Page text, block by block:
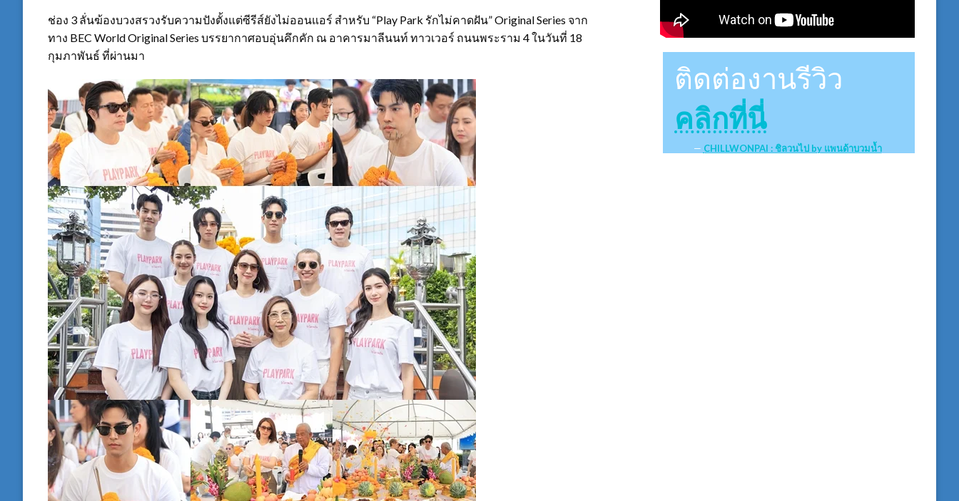
ช่อง 3 ลั่นฆ้องบวงสรวงรับความปังตั้งแต่ซีรีส์ยังไม่ออนแอร์ สำหรับ “Play Park รักไม่คาดฝัน” Original Series จาก
ทาง BEC World Original Series บรรยากาศอบอุ่นคึกคัก ณ อาคารมาลีนนท์ ทาวเวอร์ ถนนพระราม 4 ในวันที่ 18
กุมภาพันธ์ ที่ผ่านมา
ติดต่องานรีวิว
คลิกที่นี่
CHILLWONPAI : ชิลวนไป by แพนด้าบวมน้ำ